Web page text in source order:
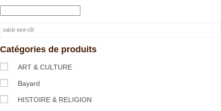
Catégories de produits
ART & CULTURE
Bayard
HISTOIRE & RELIGION